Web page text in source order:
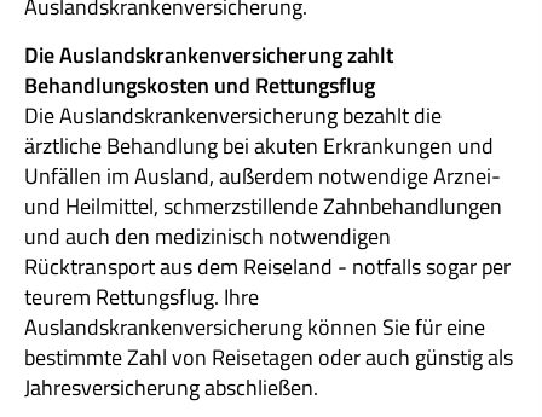
Auslandskrankenversicherung.
Die Auslandskrankenversicherung zahlt
Behandlungskosten und Rettungsflug
Die Auslandskrankenversicherung bezahlt die
ärztliche Behandlung bei akuten Erkrankungen und
Unfällen im Ausland, außerdem notwendige Arznei-
und Heilmittel, schmerzstillende Zahnbehandlungen
und auch den medizinisch notwendigen
Rücktransport aus dem Reiseland - notfalls sogar per
teurem Rettungsflug. Ihre
Auslandskrankenversicherung können Sie für eine
bestimmte Zahl von Reisetagen oder auch günstig als
Jahresversicherung abschließen.